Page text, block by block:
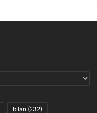
bilan (232)